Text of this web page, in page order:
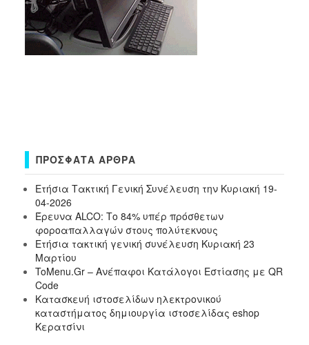
ΠΡΌΣΦΑΤΑ ΆΡΘΡΑ
Ετήσια Τακτική Γενική Συνέλευση την Κυριακή 19-
04-2026
Έρευνα ALCO: Το 84% υπέρ πρόσθετων
φοροαπαλλαγών στους πολύτεκνους
Ετήσια τακτική γενική συνέλευση Κυριακή 23
Μαρτίου
ToMenu.Gr – Ανέπαφοι Κατάλογοι Εστίασης με QR
Code
Κατασκευή ιστοσελίδων ηλεκτρονικού
καταστήματος δημιουργία ιστοσελίδας eshop
Κερατσίνι